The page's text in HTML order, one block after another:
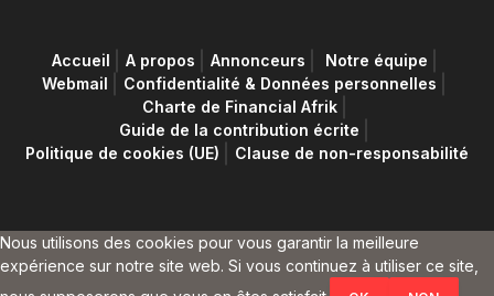
Accueil A propos Annonceurs
Notre équipe
Webmail
Confidentialité & Données personnelles
Charte de Financial Afrik
Guide de la contribution écrite
Politique de cookies (UE)
Clause de non-responsabilité
Nous utilisons des cookies pour vous garantir la meilleure
expérience sur notre site web. Si vous continuez à utiliser ce site,